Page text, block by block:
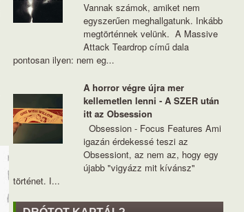
Vannak számok, amiket nem
egyszerűen meghallgatunk. Inkább
megtörténnek velünk. A Massive
Attack Teardrop című dala
pontosan ilyen: nem eg...
A horror végre újra mer
kellemetlen lenni - A SZER után
itt az Obsession
Obsession - Focus Features Ami
igazán érdekessé teszi az
Obsessiont, az nem az, hogy egy
újabb "vigyázz mit kívánsz"
történet. I...